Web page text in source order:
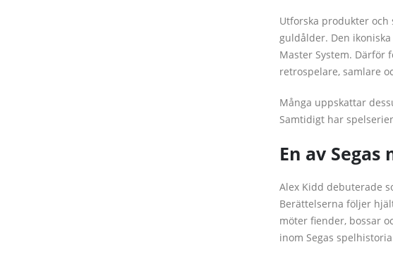
Utforska produkter och
guldålder. Den
Master System. Därför
retrospelare, samlare
Många uppskattar
Samtidigt har
En av
Alex Kidd debuterade
Berättelserna följer
möter fiender, bossar
inom Segas